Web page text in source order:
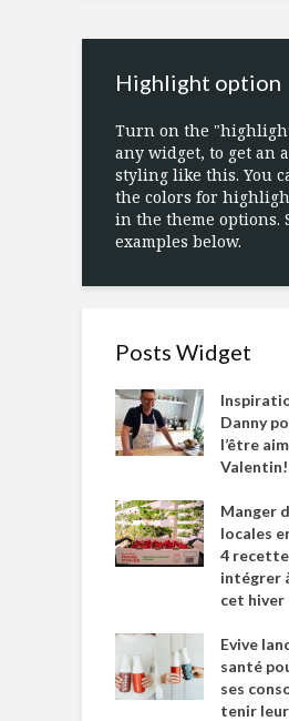
Highlight option
Turn on the
any widget, to get an
styling like this. You
the colors for
in the theme options.
examples below.
Posts Widget
Danny
l’être
Valentin!
Manger
locales
4
intégrer
cet hiver
Evive
santé
ses
tenir